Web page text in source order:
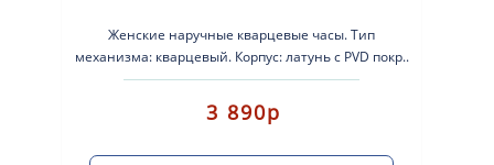
Женские наручные кварцевые часы. Тип
механизма: кварцевый. Корпус: латунь с PVD покр..
3 890р